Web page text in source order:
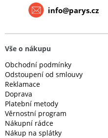
info@parys.cz
Vše o nákupu
Obchodní podmínky
Odstoupení od smlouvy
Reklamace
Doprava
Platební metody
Věrnostní program
Nákupní rádce
Nákup na splátky